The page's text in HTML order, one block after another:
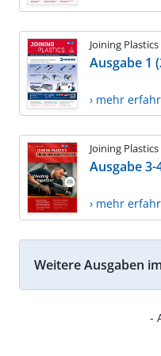
Joining Plastics
Ausgabe 1
› mehr
Joining Plastics
Ausgabe 3-
› mehr
Weitere Ausgaben
-